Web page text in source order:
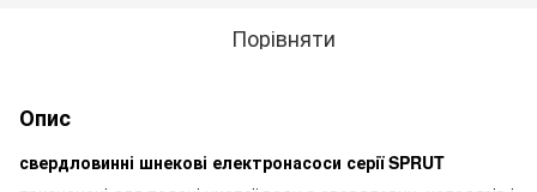
Порівняти
Опис
свердловинні шнекові електронасоси серії SPRUT